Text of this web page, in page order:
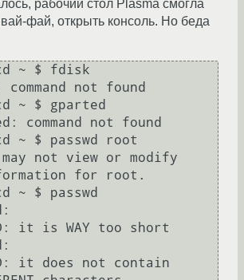
рабочий стол Plasma смогла
фай, открыть консоль. Но беда
~ $ fdisk
not found
~ $ gparted
command not found
~ $ passwd root
may not view or modify
for root.
~ $ passwd
it is WAY too short
it does not contain